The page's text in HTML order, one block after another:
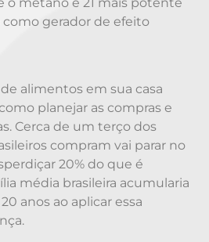
gerador de efeito
alimentos em sua casa
planejar as compras e
Cerca de um terço dos
compram vai parar no
20% do que é
média brasileira acumularia
anos ao aplicar essa